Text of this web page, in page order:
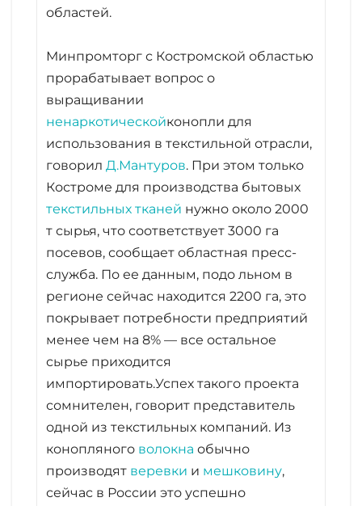
областей.
Минпромторг с Костромской областью
прорабатывает вопрос о
выращивании
ненаркотическойконопли для
использования в текстильной отрасли,
говорилД.Мантуров. При этом только
Костроме для производства бытовых
текстильных тканей нужно около 2000
т сырья, что соответствует 3000 га
посевов, сообщает областная пресс-
служба. По ее данным, подо льном в
регионе сейчас находится 2200 га, это
покрывает потребности предприятий
менее чем на 8% — все остальное
сырье приходится
импортировать.Успех такого проекта
сомнителен, говорит представитель
одной из текстильных компаний. Из
конопляного волокна обычно
производят веревки и мешковину,
сейчас в России это успешно